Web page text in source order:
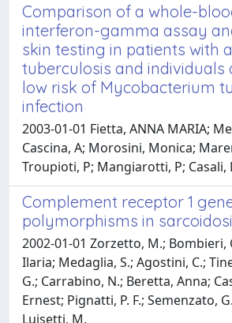
Comparison of a whole-
interferon-gamma assay
skin testing in patients with
tuberculosis and individuals
low risk of Mycobacterium
infection
2003-01-01 Fietta, ANNA MARIA;
Cascina, A; Morosini, Monica;
Troupioti, P; Mangiarotti, P; Casali,
Complement receptor 1
polymorphisms in
2002-01-01 Zorzetto, M.; Bombieri,
Ilaria; Medaglia, S.; Agostini, C.;
G.; Carrabino, N.; Beretta, Anna;
Ernest; Pignatti, P. F.; Semenzato,
Luisetti, M.